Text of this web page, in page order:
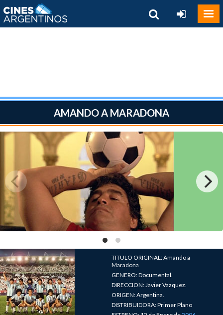
AMANDO A MARADONA
TITULO ORIGINAL: Amando a
Maradona
GENERO: Documental.
DIRECCION: Javier Vazquez.
ORIGEN: Argentina.
DISTRIBUIDORA: Primer Plano